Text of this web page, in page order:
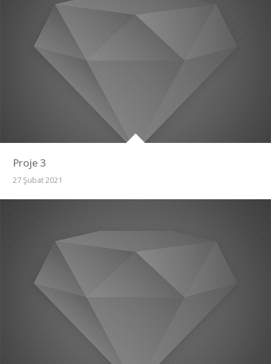
Proje 3
27 Şubat 2021